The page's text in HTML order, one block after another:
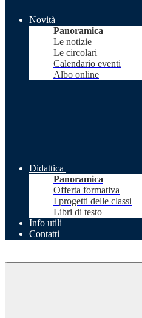
Novità
Panoramica
Le notizie
Le circolari
Calendario eventi
Albo online
Didattica
Panoramica
Offerta formativa
I progetti delle classi
Libri di testo
Info utili
Contatti